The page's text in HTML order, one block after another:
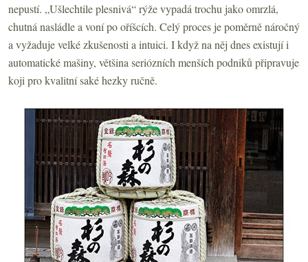
nepustí. „Ušlechtile plesnivá“ rýže vypadá trochu jako omrzlá,
chutná nasládle a voní po oříšcích. Celý proces je poměrně náročný
a vyžaduje velké zkušenosti a intuici. I když na něj dnes existují i
automatické mašiny, většina seriózních menších podniků připravuje
koji pro kvalitní saké hezky ručně.